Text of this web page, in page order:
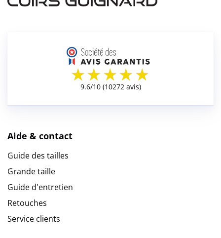
Aide & contact
Guide des tailles
Grande taille
Guide d'entretien
Retouches
Service clients